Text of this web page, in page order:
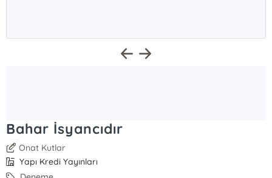
Bahar İsyancıdır
Onat Kutlar
Yapı Kredi Yayınları